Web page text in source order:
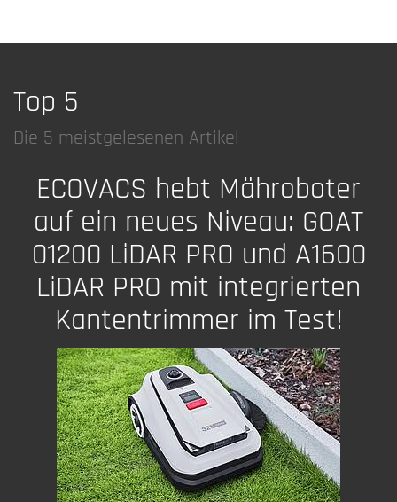
Top 5
Die 5 meistgelesenen Artikel
ECOVACS hebt Mähroboter
auf ein neues Niveau: GOAT
01200 LiDAR PRO und A1600
LiDAR PRO mit integrierten
Kantentrimmer im Test!